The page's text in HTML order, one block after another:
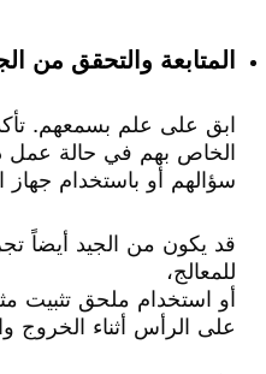
المتابعة والتحقق من
ابق على علم بسمعهم.
الخاص بهم في حالة عمل
سؤالهم أو باستخدام جهاز
قد يكون من الجيد أيضاً
للمعالج،
على الرأس أثناء الخروج